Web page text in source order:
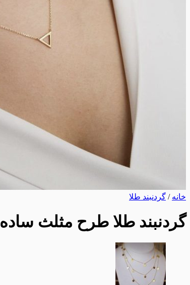
خانه / گردنبند طلا
گردنبند طلا طرح مثلث ساده AJ3733